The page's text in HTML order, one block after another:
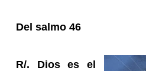
Del salmo 46
R/. Dios es el